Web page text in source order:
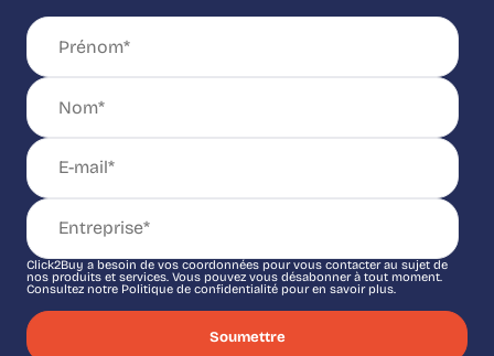
Click2Buy a besoin de vos coordonnées pour vous contacter au sujet de
nos produits et services. Vous pouvez vous désabonner à tout moment.
Consultez notre Politique de confidentialité pour en savoir plus.